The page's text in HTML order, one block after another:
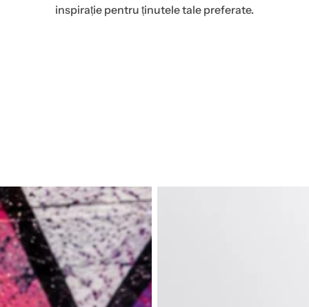
inspirație pentru ținutele tale preferate.